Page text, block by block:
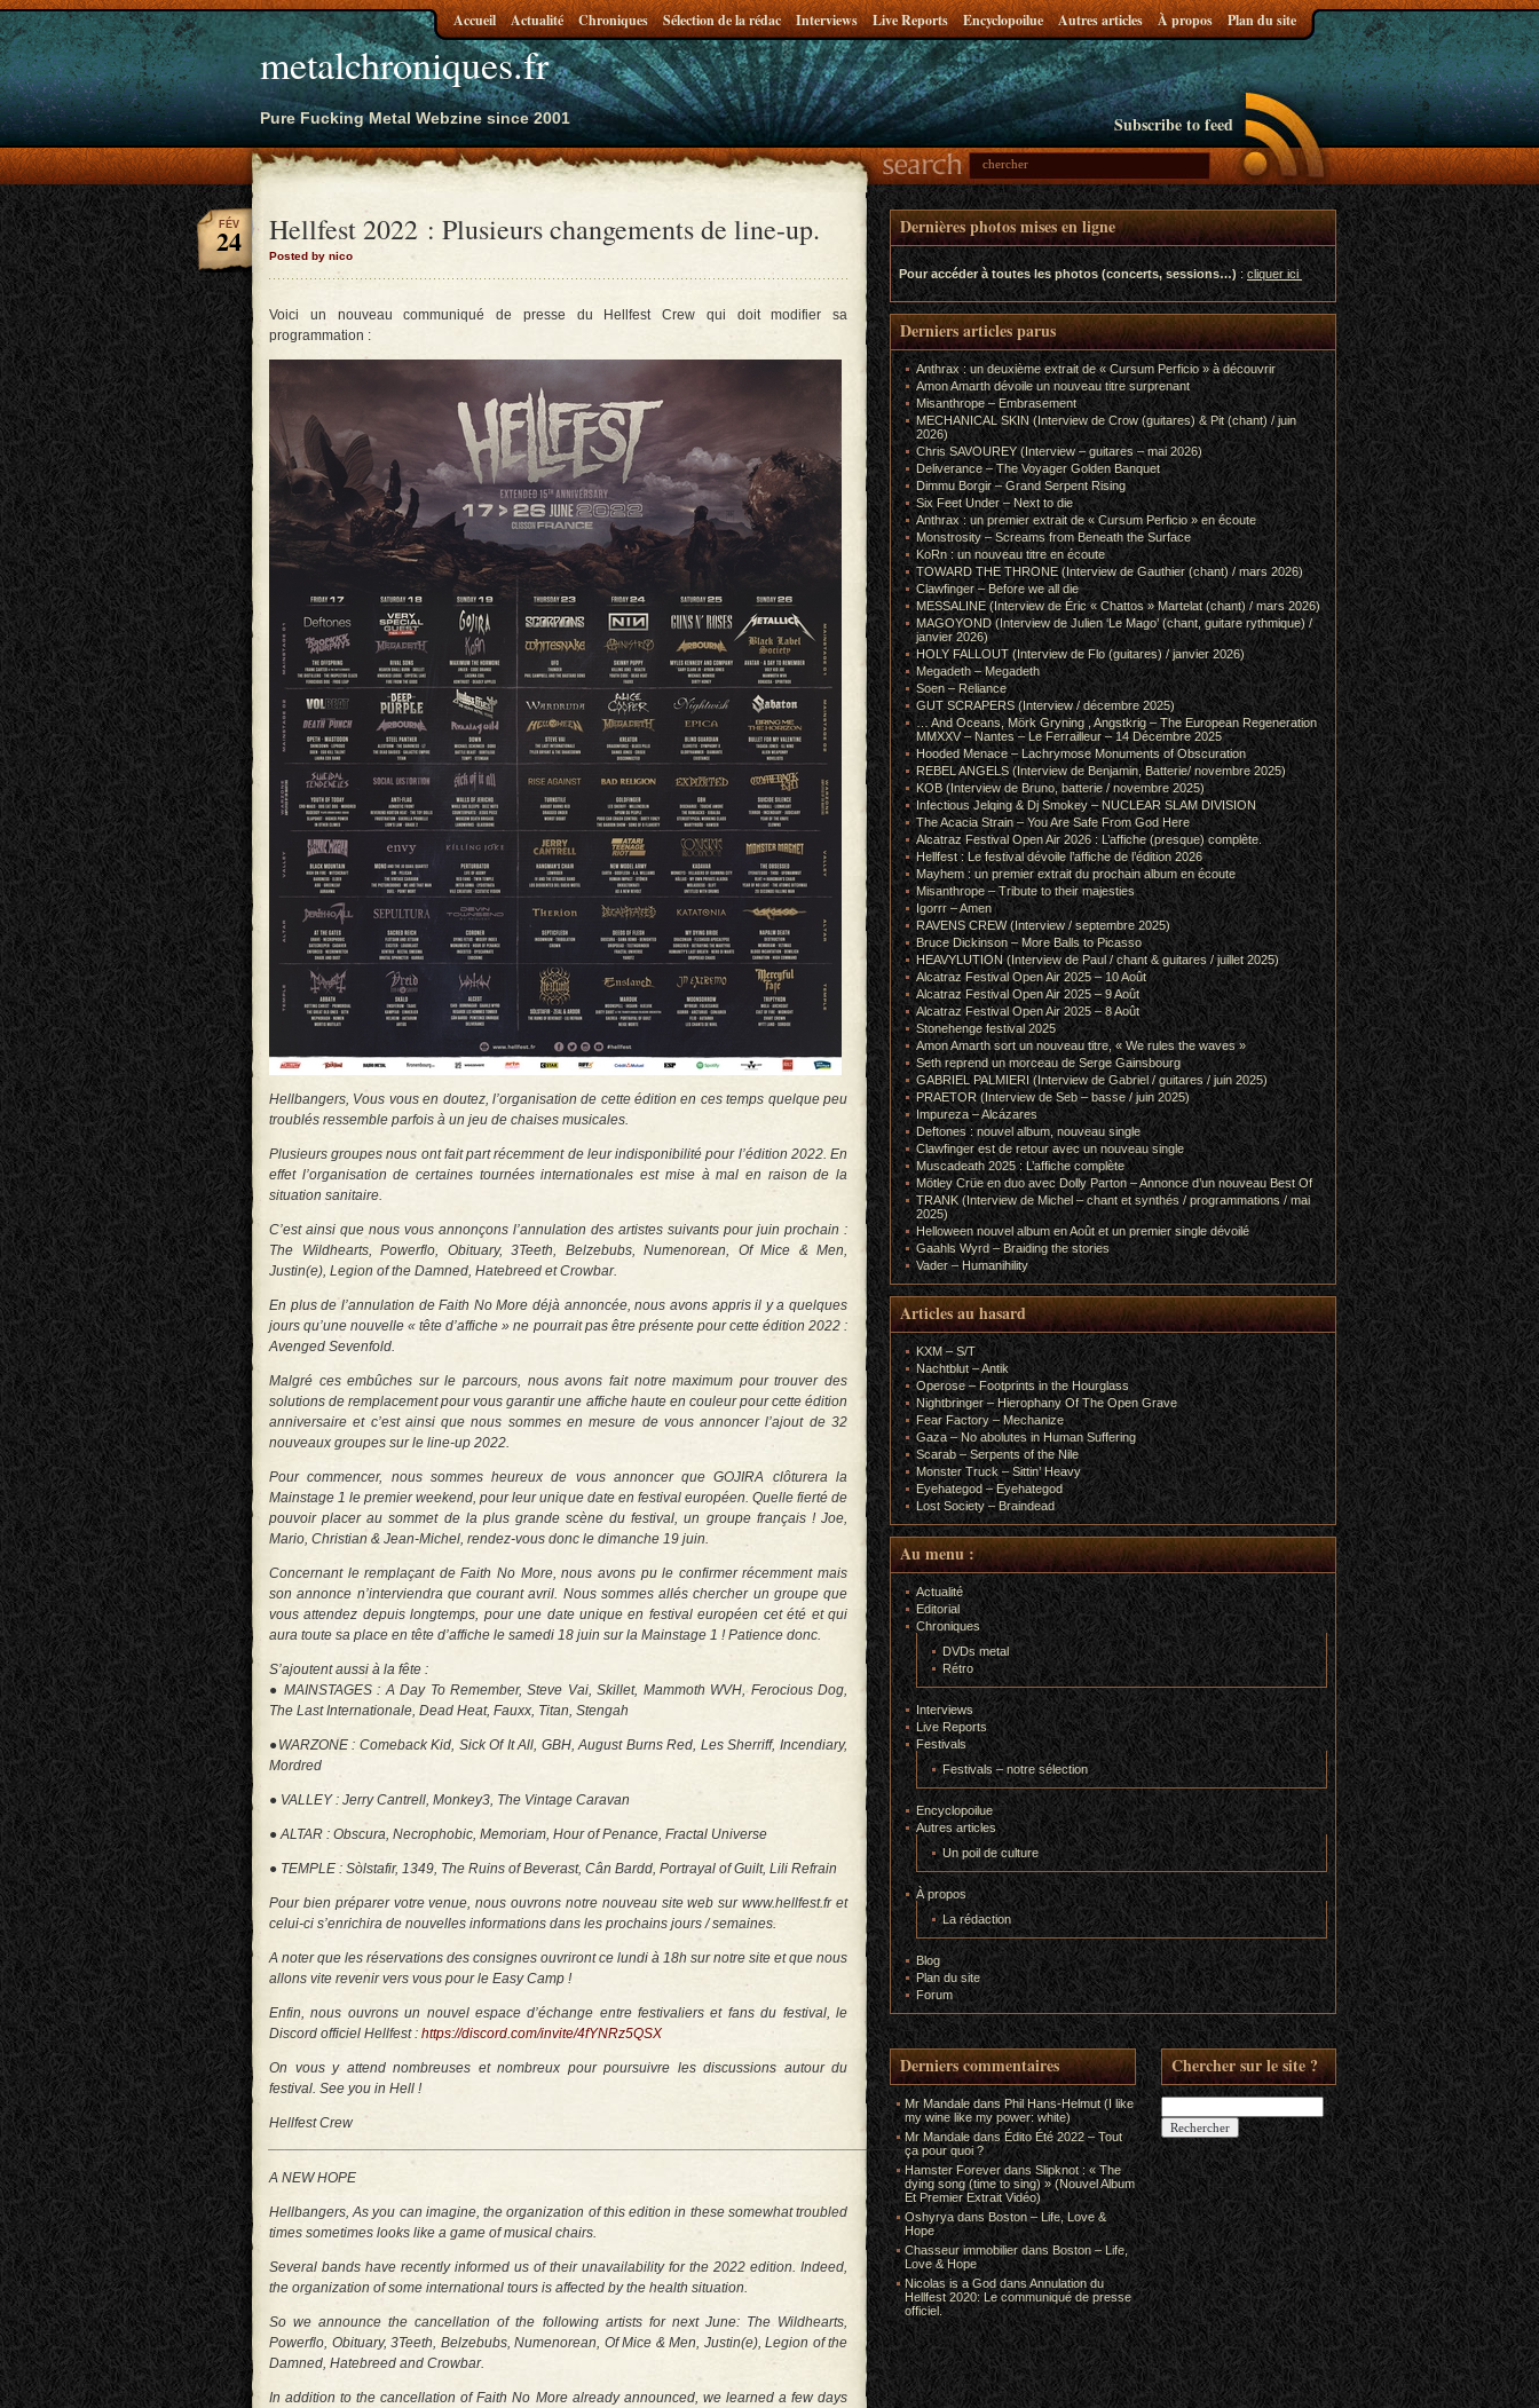
metalchroniques.fr
Pure Fucking Metal Webzine since 2001
Accueil Actualité Chroniques Sélection de la rédac Interviews Live Reports Encyclopoilue Autres articles À propos Plan du site
Subscribe to feed
Hellfest 2022 : Plusieurs changements de line-up.
Posted by nico
FÉV
24
Voici un nouveau communiqué de presse du Hellfest Crew qui doit modifier sa
programmation :
Hellbangers, Vous vous en doutez, l’organisation de cette édition en ces temps quelque peu
troublés ressemble parfois à un jeu de chaises musicales.
Plusieurs groupes nous ont fait part récemment de leur indisponibilité pour l’édition 2022. En
effet l’organisation de certaines tournées internationales est mise à mal en raison de la
situation sanitaire.
C’est ainsi que nous vous annonçons l’annulation des artistes suivants pour juin prochain :
The Wildhearts, Powerflo, Obituary, 3Teeth, Belzebubs, Numenorean, Of Mice & Men,
Justin(e), Legion of the Damned, Hatebreed et Crowbar.
En plus de l’annulation de Faith No More déjà annoncée, nous avons appris il y a quelques
jours qu’une nouvelle « tête d’affiche » ne pourrait pas être présente pour cette édition 2022 :
Avenged Sevenfold.
Malgré ces embûches sur le parcours, nous avons fait notre maximum pour trouver des
solutions de remplacement pour vous garantir une affiche haute en couleur pour cette édition
anniversaire et c’est ainsi que nous sommes en mesure de vous annoncer l’ajout de 32
nouveaux groupes sur le line-up 2022.
Pour commencer, nous sommes heureux de vous annoncer que GOJIRA clôturera la
Mainstage 1 le premier weekend, pour leur unique date en festival européen. Quelle fierté de
pouvoir placer au sommet de la plus grande scène du festival, un groupe français ! Joe,
Mario, Christian & Jean-Michel, rendez-vous donc le dimanche 19 juin.
Concernant le remplaçant de Faith No More, nous avons pu le confirmer récemment mais
son annonce n’interviendra que courant avril. Nous sommes allés chercher un groupe que
vous attendez depuis longtemps, pour une date unique en festival européen cet été et qui
aura toute sa place en tête d’affiche le samedi 18 juin sur la Mainstage 1 ! Patience donc.
S’ajoutent aussi à la fête :
● MAINSTAGES : A Day To Remember, Steve Vai, Skillet, Mammoth WVH, Ferocious Dog,
The Last Internationale, Dead Heat, Fauxx, Titan, Stengah
●WARZONE : Comeback Kid, Sick Of It All, GBH, August Burns Red, Les Sherriff, Incendiary,
Mordred
● VALLEY : Jerry Cantrell, Monkey3, The Vintage Caravan
● ALTAR : Obscura, Necrophobic, Memoriam, Hour of Penance, Fractal Universe
● TEMPLE : Sòlstafir, 1349, The Ruins of Beverast, Cân Bardd, Portrayal of Guilt, Lili Refrain
Pour bien préparer votre venue, nous ouvrons notre nouveau site web sur www.hellfest.fr et
celui-ci s’enrichira de nouvelles informations dans les prochains jours / semaines.
A noter que les réservations des consignes ouvriront ce lundi à 18h sur notre site et que nous
allons vite revenir vers vous pour le Easy Camp !
Enfin, nous ouvrons un nouvel espace d’échange entre festivaliers et fans du festival, le
Discord officiel Hellfest : https://discord.com/invite/4fYNRz5QSX
On vous y attend nombreuses et nombreux pour poursuivre les discussions autour du
festival. See you in Hell !
Hellfest Crew
________________________________________________________________________________
A NEW HOPE
Hellbangers, As you can imagine, the organization of this edition in these somewhat troubled
times sometimes looks like a game of musical chairs.
Several bands have recently informed us of their unavailability for the 2022 edition. Indeed,
the organization of some international tours is affected by the health situation.
So we announce the cancellation of the following artists for next June: The Wildhearts,
Powerflo, Obituary, 3Teeth, Belzebubs, Numenorean, Of Mice & Men, Justin(e), Legion of the
Damned, Hatebreed and Crowbar.
In addition to the cancellation of Faith No More already announced, we learned a few days
Dernières photos mises en ligne
Pour accéder à toutes les photos (concerts, sessions…):cliquer ici
Derniers articles parus
Anthrax : un deuxième extrait de « Cursum Perficio » à découvrir
Amon Amarth dévoile un nouveau titre surprenant
Misanthrope – Embrasement
MECHANICAL SKIN (Interview de Crow (guitares) & Pit (chant) / juin
2026)
Chris SAVOUREY (Interview – guitares – mai 2026)
Deliverance – The Voyager Golden Banquet
Dimmu Borgir – Grand Serpent Rising
Six Feet Under – Next to die
Anthrax : un premier extrait de « Cursum Perficio » en écoute
Monstrosity – Screams from Beneath the Surface
KoRn : un nouveau titre en écoute
TOWARD THE THRONE (Interview de Gauthier (chant) / mars 2026)
Clawfinger – Before we all die
MESSALINE (Interview de Éric « Chattos » Martelat (chant) / mars 2026)
MAGOYOND (Interview de Julien ‘Le Mago’ (chant, guitare rythmique) /
janvier 2026)
HOLY FALLOUT (Interview de Flo (guitares) / janvier 2026)
Megadeth – Megadeth
Soen – Reliance
GUT SCRAPERS (Interview / décembre 2025)
… And Oceans, Mörk Gryning , Angstkrig – The European Regeneration
MMXXV – Nantes – Le Ferrailleur – 14 Décembre 2025
Hooded Menace – Lachrymose Monuments of Obscuration
REBEL ANGELS (Interview de Benjamin, Batterie/ novembre 2025)
KOB (Interview de Bruno, batterie / novembre 2025)
Infectious Jelqing & Dj Smokey – NUCLEAR SLAM DIVISION
The Acacia Strain – You Are Safe From God Here
Alcatraz Festival Open Air 2026 : L’affiche (presque) complète.
Hellfest : Le festival dévoile l’affiche de l’édition 2026
Mayhem : un premier extrait du prochain album en écoute
Misanthrope – Tribute to their majesties
Igorrr – Amen
RAVENS CREW (Interview / septembre 2025)
Bruce Dickinson – More Balls to Picasso
HEAVYLUTION (Interview de Paul / chant & guitares / juillet 2025)
Alcatraz Festival Open Air 2025 – 10 Août
Alcatraz Festival Open Air 2025 – 9 Août
Alcatraz Festival Open Air 2025 – 8 Août
Stonehenge festival 2025
Amon Amarth sort un nouveau titre, « We rules the waves »
Seth reprend un morceau de Serge Gainsbourg
GABRIEL PALMIERI (Interview de Gabriel / guitares / juin 2025)
PRAETOR (Interview de Seb – basse / juin 2025)
Impureza – Alcázares
Deftones : nouvel album, nouveau single
Clawfinger est de retour avec un nouveau single
Muscadeath 2025 : L’affiche complète
Mötley Crüe en duo avec Dolly Parton – Annonce d’un nouveau Best Of
TRANK (Interview de Michel – chant et synthés / programmations / mai
2025)
Helloween nouvel album en Août et un premier single dévoilé
Gaahls Wyrd – Braiding the stories
Vader – Humanihility
Articles au hasard
KXM – S/T
Nachtblut – Antik
Operose – Footprints in the Hourglass
Nightbringer – Hierophany Of The Open Grave
Fear Factory – Mechanize
Gaza – No abolutes in Human Suffering
Scarab – Serpents of the Nile
Monster Truck – Sittin’ Heavy
Eyehategod – Eyehategod
Lost Society – Braindead
Au menu :
Actualité
Editorial
Chroniques
DVDs metal
Rétro
Interviews
Live Reports
Festivals
Festivals – notre sélection
Encyclopoilue
Autres articles
Un poil de culture
À propos
La rédaction
Blog
Plan du site
Forum
Derniers commentaires
Mr Mandaledans Phil Hans-Helmut (I like
my wine like my power: white)
Mr MandaledansÉdito Été 2022 – Tout
ça pour quoi ?
Hamster Forever dans Slipknot : « The
dying song (time to sing) » (Nouvel Album
Et Premier Extrait Vidéo)
Oshyrya dans Boston – Life, Love &
Hope
Chasseur immobilier dans Boston – Life,
Love & Hope
Nicolas is a GoddansAnnulation du
Hellfest 2020: Le communiqué de presse
officiel.
Chercher sur le site ?
Rechercher :